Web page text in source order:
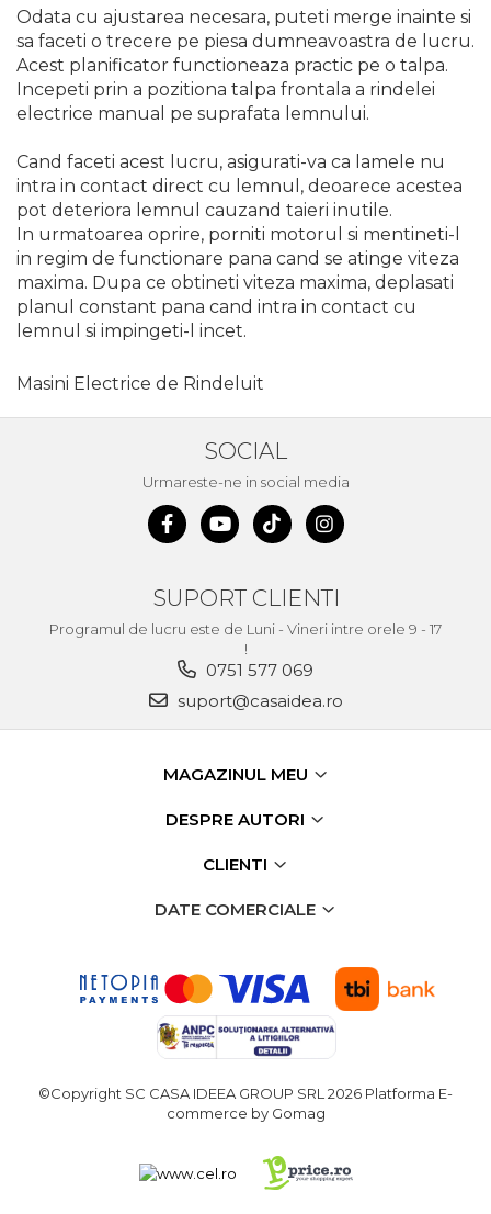
(combustibil)
Presa Hidraulica Tinichigerie
Set Pentru Demontat Piulite
& Suruburi
Extractor Rulmenti
Presa Hidraulica Ondulare
Cabluri
Pompa transfer lichide
Pompa Aer
Cric Manual
Ulei Hidraulic
Troliu
Palan
Carucior Scule
Stetoscop Auto
Tester Compresie Auto
Truse reparatii anvelope
Schimbare Lichid Frana
Surubelnite
Scule Tamplarie
Truse Scule
Odata cu ajustarea necesara, puteti merge inainte si
sa faceti o trecere pe piesa dumneavoastra de lucru.
Acest planificator functioneaza practic pe o talpa.
Incepeti prin a pozitiona talpa frontala a rindelei
electrice manual pe suprafata lemnului.
Cand faceti acest lucru, asigurati-va ca lamele nu
intra in contact direct cu lemnul, deoarece acestea
pot deteriora lemnul cauzand taieri inutile.
In urmatoarea oprire, porniti motorul si mentineti-l
in regim de functionare pana cand se atinge viteza
maxima. Dupa ce obtineti viteza maxima, deplasati
planul constant pana cand intra in contact cu
lemnul si impingeti-l incet.
Masini Electrice de Rindeluit
SOCIAL
Urmareste-ne in social media
SUPORT CLIENTI
Programul de lucru este de Luni - Vineri intre orele 9 - 17
!
0751 577 069
suport@casaidea.ro
MAGAZINUL MEU
DESPRE AUTORI
CLIENTI
DATE COMERCIALE
©Copyright SC CASA IDEEA GROUP SRL 2026 Platforma E-
commerce by Gomag